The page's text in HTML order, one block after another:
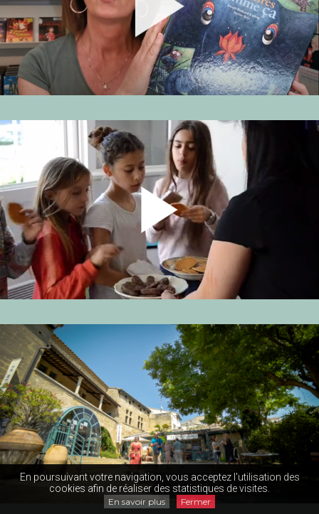
En poursuivant votre navigation, vous acceptez l'utilisation des
cookies afin de réaliser des statistiques de visites.
En savoir plus Fermer